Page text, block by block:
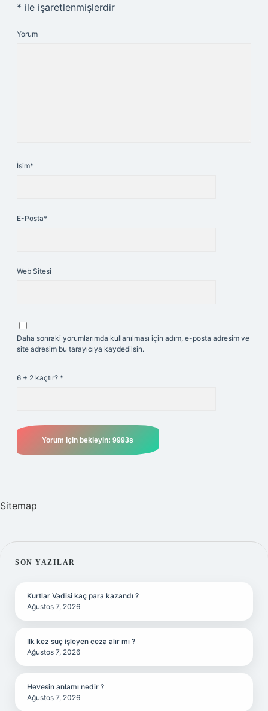
* ile işaretlenmişlerdir
Yorum
İsim*
E-Posta*
Web Sitesi
Daha sonraki yorumlarımda kullanılması için adım, e-posta adresim ve
site adresim bu tarayıcıya kaydedilsin.
6 + 2 kaçtır? *
Sitemap
SIDEBAR
SON YAZILAR
Kurtlar Vadisi kaç para kazandı ?
Ağustos 7, 2026
Ilk kez suç işleyen ceza alır mı ?
Ağustos 7, 2026
Hevesin anlamı nedir ?
Ağustos 7, 2026